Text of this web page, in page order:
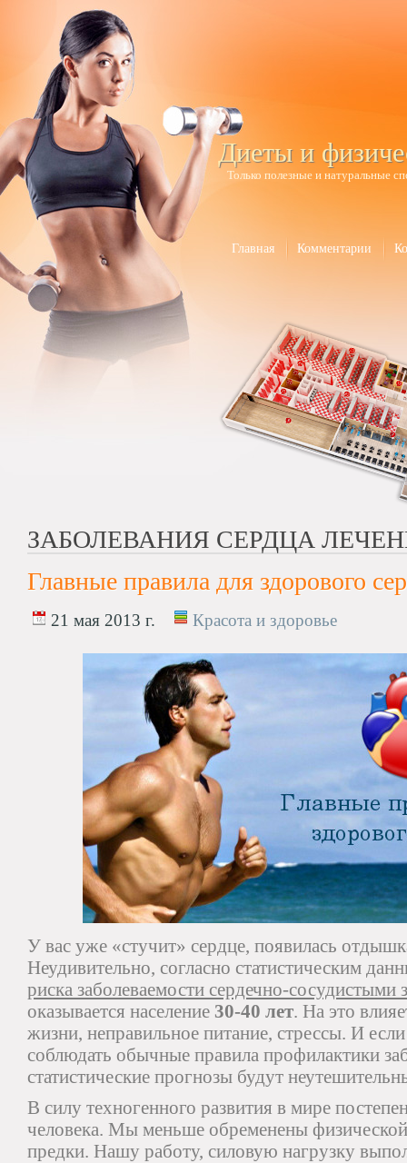
Диеты и
Только полезные и натуральные
Главная Комментарии
ЗАБОЛЕВАНИЯ СЕРДЦА
Главные правила для здорового
21 мая 2013 г. Красота и здоровье
У вас уже «стучит» сердце, появилась
Неудивительно, согласно статистическим
риска заболеваемости сердечно-сосудистыми
оказывается население 30-40 лет. На это
жизни, неправильное питание, стрессы. И
соблюдать обычные правила профилактики
статистические прогнозы будут
В силу техногенного развития в мире
человека. Мы меньше обременены
предки. Нашу работу, силовую нагрузку